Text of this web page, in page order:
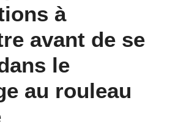
à
avant de se
le
au rouleau